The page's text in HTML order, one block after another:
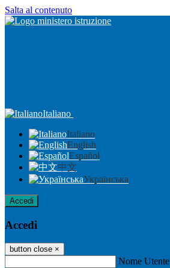
Salta al contenuto
Italiano
Italiano
English
Español
中文
Українська
Accedi
Accedi
button close ×
Nome Utente